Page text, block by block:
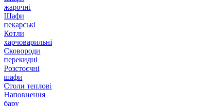
жарочні
Шафи
пекарські
Котли
харчоварильні
Сковороди
перекидні
Розстоєчні
шафи
Столи теплові
Наповнення
бару